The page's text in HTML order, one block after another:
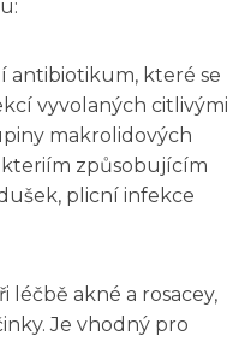
antibiotikum, které se
vyvolaných citlivými
makrolidových
způsobujícím
plicní infekce
léčbě akné a rosacey,
Je vhodný pro